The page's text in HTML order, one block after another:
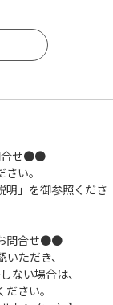
合せ●●
い。
明」を御参照くださ
問合せ●●
ただき、
ない場合は、
さい。